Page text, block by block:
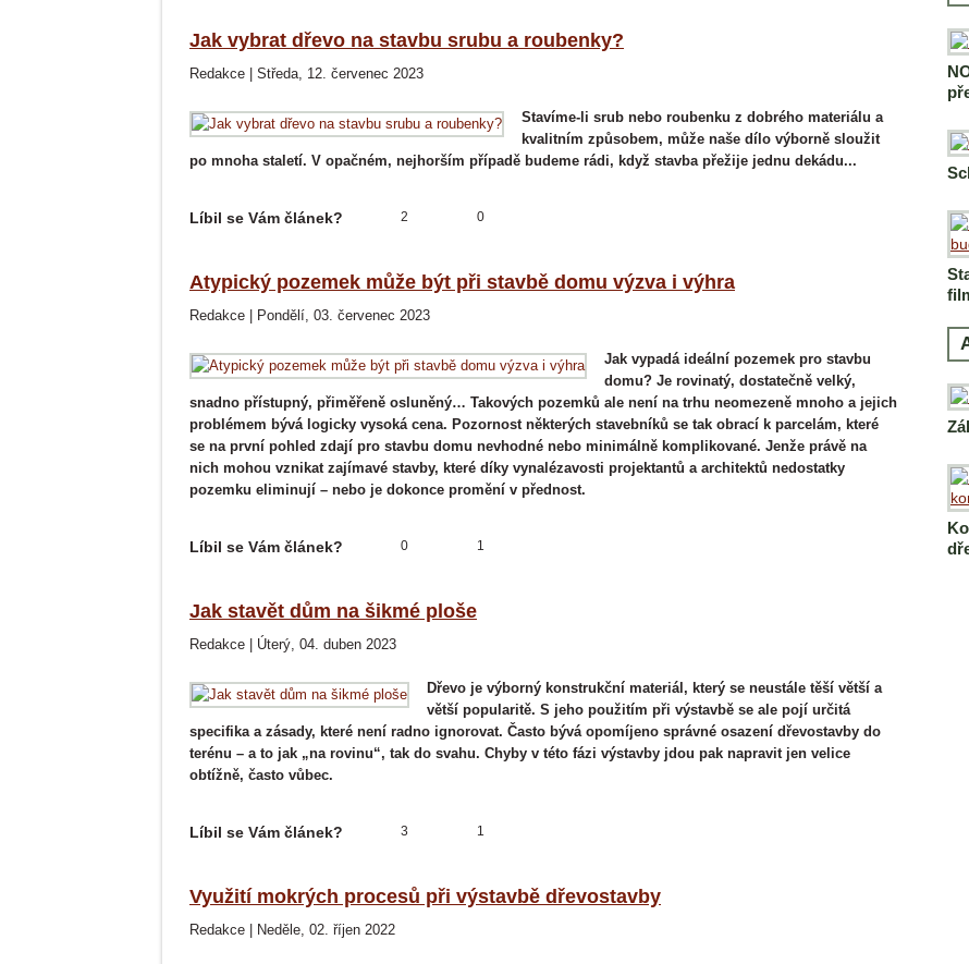
Jak vybrat dřevo na stavbu srubu a roubenky?
Redakce Středa, 12. červenec 2023
Stavíme-li srub nebo roubenku z dobrého materiálu a
kvalitním způsobem, může naše dílo výborně sloužit
po mnoha staletí. V opačném, nejhorším případě budeme rádi, když stavba přežije jednu dekádu...
Líbil se Vám článek? 0
2
Atypický pozemek může být při stavbě domu výzva i výhra
Redakce Pondělí, 03. červenec 2023
Jak vypadá ideální pozemek pro stavbu
domu? Je rovinatý, dostatečně velký,
snadno přístupný, přiměřeně osluněný… Takových pozemků ale není na trhu neomezeně mnoho a jejich
problémem bývá logicky vysoká cena. Pozornost některých stavebníků se tak obrací k parcelám, které
se na první pohled zdají pro stavbu domu nevhodné nebo minimálně komplikované. Jenže právě na
nich mohou vznikat zajímavé stavby, které díky vynalézavosti projektantů a architektů nedostatky
pozemku eliminují – nebo je dokonce promění v přednost.
Líbil se Vám článek? 1
0
Jak stavět dům na šikmé ploše
Redakce Úterý, 04. duben 2023
Dřevo je výborný konstrukční materiál, který se neustále těší větší a
větší popularitě. S jeho použitím při výstavbě se ale pojí určitá
specifika a zásady, které není radno ignorovat. Často bývá opomíjeno správné osazení dřevostavby do
terénu – a to jak „na rovinu“, tak do svahu. Chyby v této fázi výstavby jdou pak napravit jen velice
obtížně, často vůbec.
Líbil se Vám článek? 1
3
Využití mokrých procesů při výstavbě dřevostavby
Redakce Neděle, 02. říjen 2022